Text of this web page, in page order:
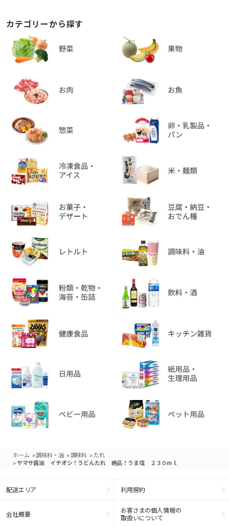
カテゴリーから探す
ホーム >調味料・油 >調味料 > たれ
>ヤマサ醤油 イチオシ！うどんたれ 絶品！うま塩 ２３０ｍｌ
配送エリア 利用規約
会社概要
お客さまの個人情報の
取扱いについて